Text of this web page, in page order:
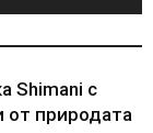
Shimani с
от природата